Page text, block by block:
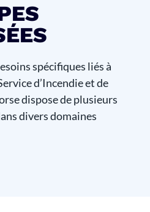
spécifiques liés à
d’Incendie et de
dispose de plusieurs
divers domaines